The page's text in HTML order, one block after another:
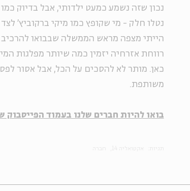
נכון שזה נשמע כמעט ילדותי, אבל בדיוק
נטלו חלק - מי שקופץ כמו מיקי ברקוביץ'
הייתי מצפה מראש הממשלה שבבואו
רווחת אזרחיה יזמין כמה שיותר מפלגות
כאן. מותר לא להסכים על הכל, אבל אסור
משותפת.
בואו להיות חברים שלנו בעמוד הפייסבוק